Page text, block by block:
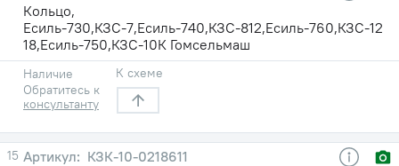
Кольцо,
Есиль-730,КЗС-7,Есиль-740,КЗС-812,Есиль-760,КЗС-12
18,Есиль-750,КЗС-10К Гомсельмаш
Наличие
Обратитесь к
консультанту
К схеме
15
КЗК-10-0218611